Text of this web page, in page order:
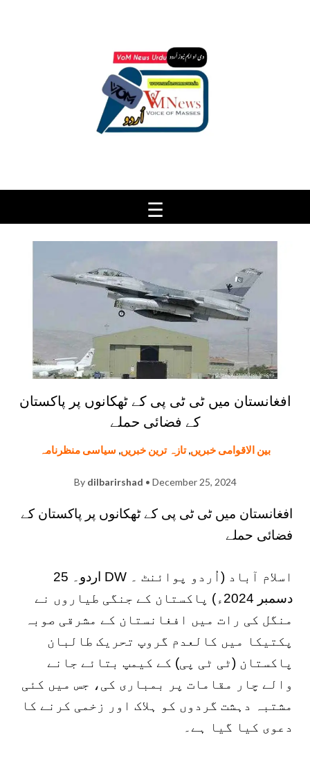
افغانستان میں ٹی ٹی پی کے ٹھکانوں پر پاکستان
کے فضائی حملے
بین الاقوامی خبریں,تازہ ترین خبریں, سیاسی منظرنامہ
By dilbarirshad • December 25, 2024
افغانستان میں ٹی ٹی پی کے ٹھکانوں پر پاکستان کے
فضائی حملے
اسلام آباد (اُردو پوائنٹ ۔ DW اردو۔ 25
دسمبر 2024ء) پاکستان کے جنگی طیاروں نے
منگل کی رات میں افغانستان کے مشرقی صوبہ
پکتیکا میں کالعدم گروپ تحریک طالبان
پاکستان (ٹی ٹی پی) کے کیمپ بتائے جانے
والے چار مقامات پر بمباری کی، جس میں کئی
مشتبہ دہشت گردوں کو ہلاک اور زخمی کرنے کا
دعوی کیا گیا ہے۔